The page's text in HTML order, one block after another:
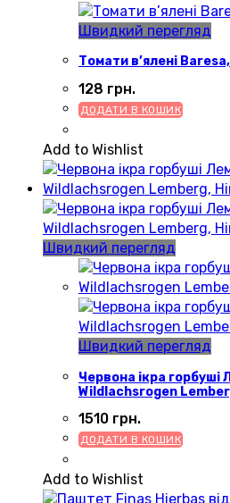
Швидкий перегляд
Томати в’ялені
128 грн.
ДОДАТИ В КОШИК
Add to Wishlist
Швидкий перегляд
Швидкий перегляд
Червона ікра горбуші
Wildlachsrogen
1510 грн.
ДОДАТИ В КОШИК
Add to Wishlist